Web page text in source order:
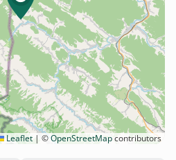
Leaflet | ©OpenStreetMapcontributors